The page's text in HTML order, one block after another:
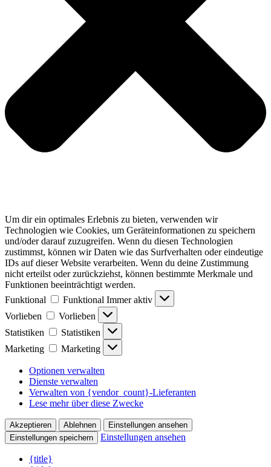
Um dir ein optimales Erlebnis zu bieten, verwenden wir
Technologien wie Cookies, um Geräteinformationen zu speichern
und/oder darauf zuzugreifen. Wenn du diesen Technologien
zustimmst, können wir Daten wie das Surfverhalten oder eindeutige
IDs auf dieser Website verarbeiten. Wenn du deine Zustimmung
nicht erteilst oder zurückziehst, können bestimmte Merkmale und
Funktionen beeinträchtigt werden.
Funktional
Funktional Immer aktiv
Vorlieben
Vorlieben
Statistiken
Statistiken
Marketing
Marketing
Optionen verwalten
Dienste verwalten
Verwalten von {vendor_count}-Lieferanten
Lese mehr über diese Zwecke
Akzeptieren Ablehnen
Einstellungen ansehen
Einstellungen speichern
Einstellungen ansehen
{title}